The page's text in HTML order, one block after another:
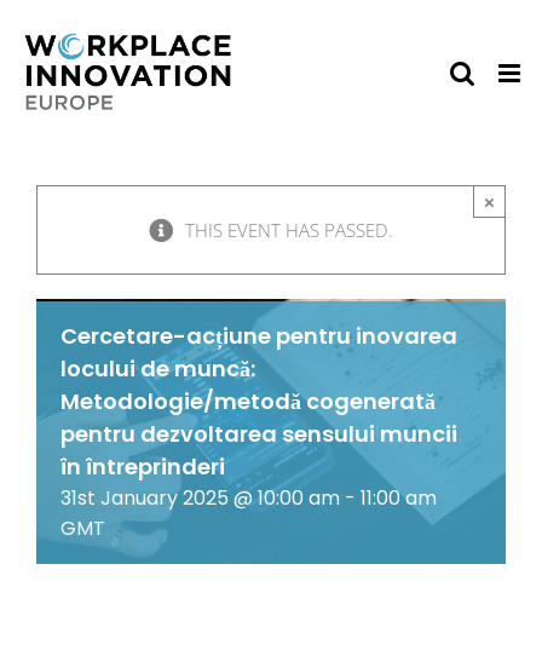
content
×
THIS EVENT HAS PASSED.
Cercetare-acțiune pentru inovarea
locului de muncă:
Metodologie/metodă cogenerată
pentru dezvoltarea sensului muncii
în întreprinderi
31st January 2025 @ 10:00 am - 11:00 am
GMT